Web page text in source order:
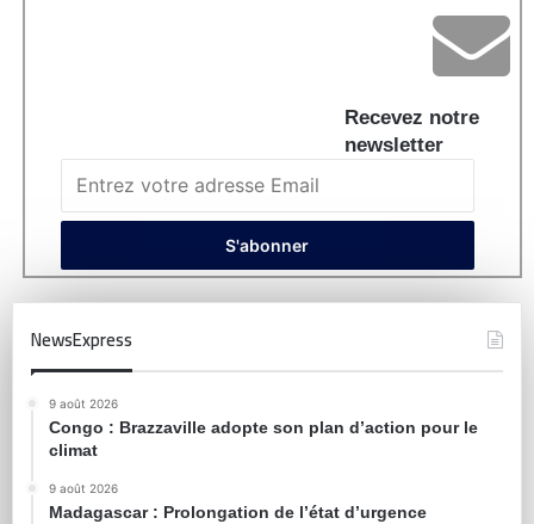
Recevez notre
newsletter
NewsExpress
9 août 2026
Congo : Brazzaville adopte son plan d’action pour le
climat
9 août 2026
Madagascar : Prolongation de l’état d’urgence